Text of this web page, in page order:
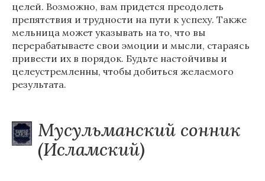
целей. Возможно, вам придется преодолеть
препятствия и трудности на пути к успеху. Также
мельница может указывать на то, что вы
перерабатываете свои эмоции и мысли, стараясь
привести их в порядок. Будьте настойчивы и
целеустремленны, чтобы добиться желаемого
результата.
Мусульманский сонник
(Исламский)